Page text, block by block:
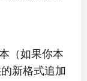
（如果你本
新格式追加